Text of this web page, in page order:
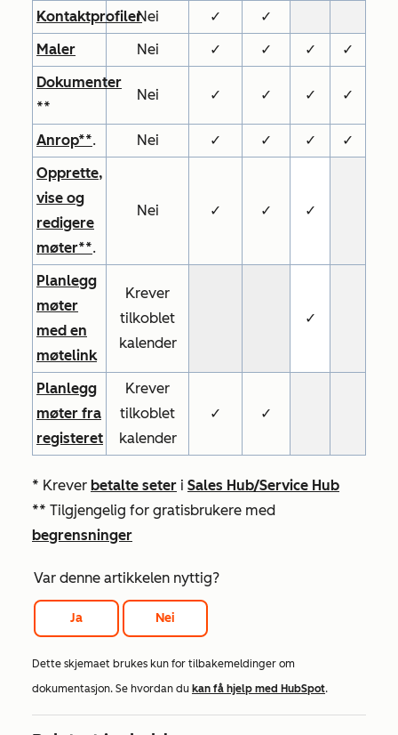
KontaktprofilerNei ✓
✓
Maler
Nei ✓ ✓ ✓
✓
Dokumenter
**
Nei ✓ ✓ ✓ ✓
Anrop**. Nei ✓ ✓ ✓
✓
Opprette,
vise og
redigere
møter**.
Nei ✓ ✓ ✓
Planlegg
møter
med en
møtelink
Krever
tilkoblet
kalender
✓
Planlegg
møter fra
registeret
Krever
tilkoblet
kalender
✓ ✓
* Krever betalte seter i Sales Hub/Service Hub
** Tilgjengelig for gratisbrukere med
begrensninger
Var denne artikkelen nyttig?
Ja Nei
Dette skjemaet brukes kun for tilbakemeldinger om
dokumentasjon. Se hvordan du kan få hjelp med HubSpot.